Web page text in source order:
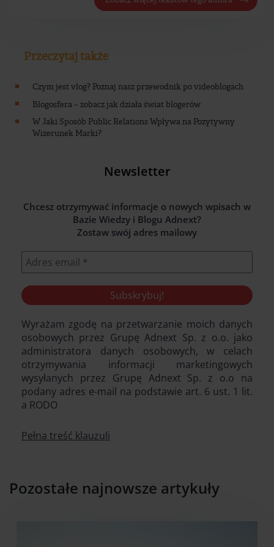
Przeczytaj także
Czym jest vlog? Poznaj nasz przewodnik po videoblogach
Blogosfera – zobacz jak działa świat blogerów
W Jaki Sposób Public Relations Wpływa na Pozytywny
Wizerunek Marki?
Newsletter
Chcesz otrzymywać informacje o nowych wpisach w
Bazie Wiedzy i Blogu Adnext?
Zostaw swój adres mailowy
Wyrażam zgodę na przetwarzanie moich danych
osobowych przez Grupę Adnext Sp. z o.o. jako
administratora danych osobowych, w celach
otrzymywania informacji marketingowych
wysyłanych przez Grupę Adnext Sp. z o.o na
podany adres e-mail na podstawie art. 6 ust. 1 lit.
a RODO
Pełna treść klauzuli
Pozostałe najnowsze artykuły